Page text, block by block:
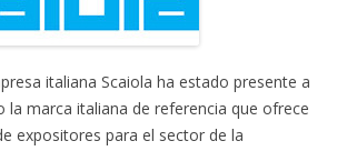
italiana Scaiola ha estado presente a
la marca italiana de referencia que ofrece
expositores para el sector de la